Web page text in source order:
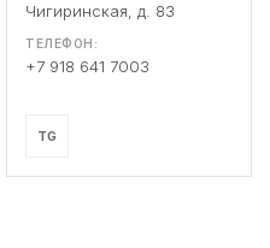
Чигиринская, д. 83
ТЕЛЕФОН:
+7 918 641 7003
TG